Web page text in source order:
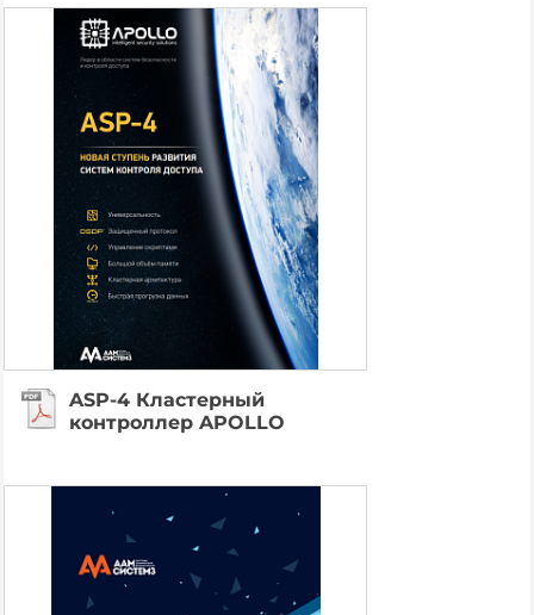
ASP-4 Кластерный
контроллер APOLLO